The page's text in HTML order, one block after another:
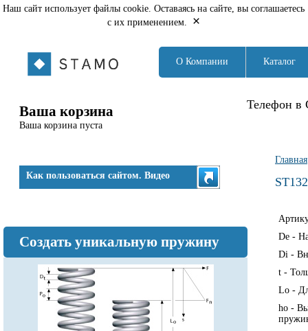
Наш сайт использует файлы cookie. Оставаясь на сайте, вы соглашаетесь
с их применением.
×
О Компании Каталог
Телефон в
Ваша корзина
Ваша корзина пуста
Как пользоваться сайтом. Видео
Создать уникальную пружину
Вы
Главная
De -
Di -
t -
Lo -
ho -